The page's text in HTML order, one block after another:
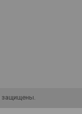
защищены.